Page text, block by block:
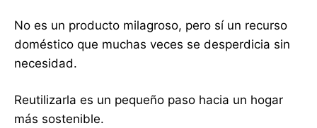
No es un producto milagroso, pero sí un recurso
doméstico que muchas veces se desperdicia sin
necesidad.
Reutilizarla es un pequeño paso hacia un hogar
más sostenible.